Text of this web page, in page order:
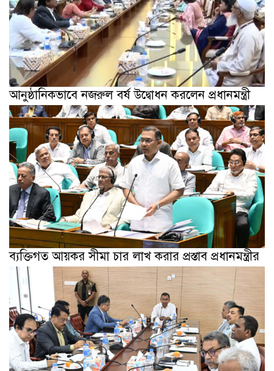
আনুষ্ঠানিকভাবে নজরুল বর্ষ উদ্বোধন করলেন প্রধানমন্ত্রী
ব্যক্তিগত আয়কর সীমা চার লাখ করার প্রস্তাব প্রধানমন্ত্রীর